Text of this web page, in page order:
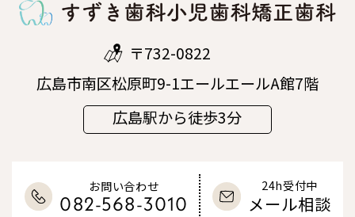
〒732-0822
広島市南区松原町9-1エールエールA館7階
広島駅から徒歩3分
お問い合わせ
082-568-3010
24h受付中
メール相談